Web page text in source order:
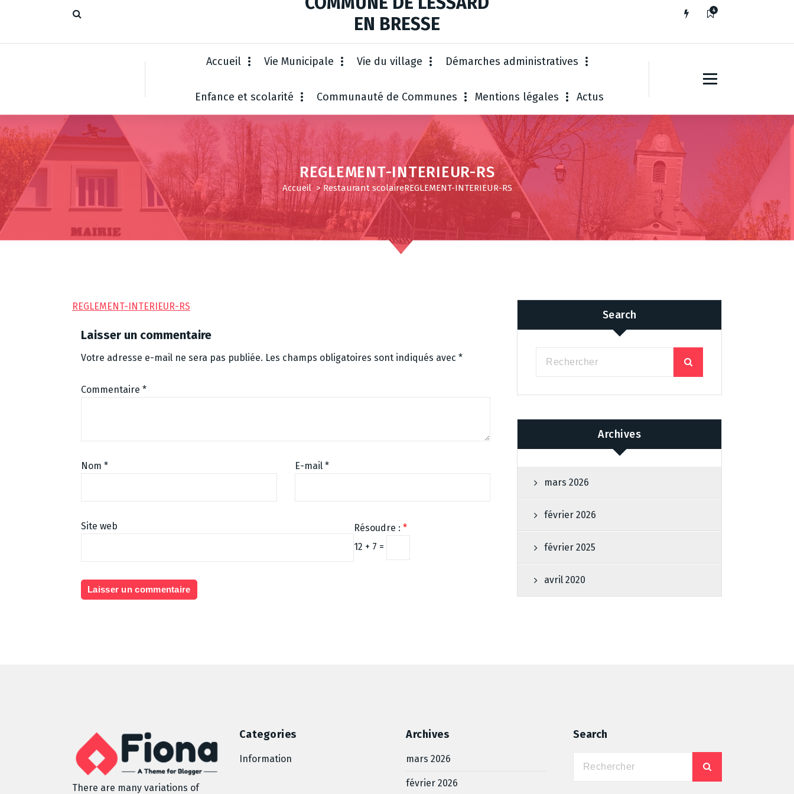
EN BRESSE
4
Accueil Vie Municipale Vie du village Démarches administratives
Enfance et scolarité Communauté de Communes Mentions légales Actus
REGLEMENT-INTERIEUR-RS
Accueil>Restaurant scolaireREGLEMENT-INTERIEUR-RS
REGLEMENT-INTERIEUR-RS
Laisser un commentaire
Votre adresse e-mail ne sera pas publiée. Les champs obligatoires sont indiqués avec *
Commentaire *
Nom * E-mail *
Site web Résoudre : *
12 + 7 =
Search
Archives
mars 2026
février 2026
février 2025
avril 2020
There are many variations of
Categories
Information
Archives
mars 2026
février 2026
Search